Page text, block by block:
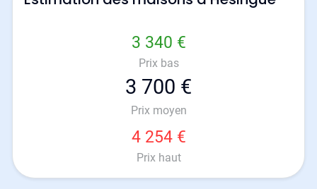
3 340 €
Prix bas
3 700 €
Prix moyen
4 254 €
Prix haut